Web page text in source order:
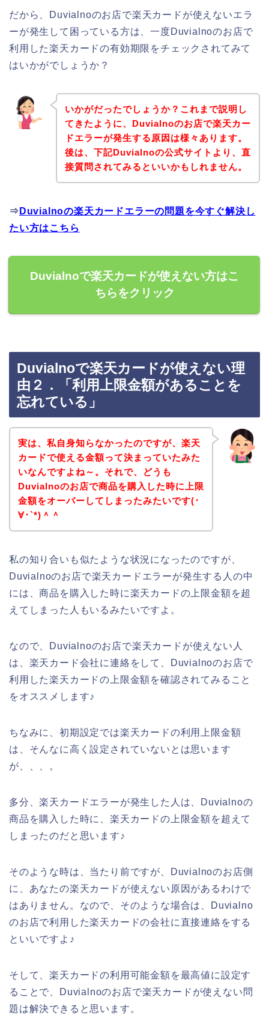
だから、Duvialnoのお店で楽天カードが使えないエラ
ーが発生して困っている方は、一度Duvialnoのお店で
利用した楽天カードの有効期限をチェックされてみて
はいかがでしょうか？
いかがだったでしょうか？これまで説明し
てきたように、Duvialnoのお店で楽天カー
ドエラーが発生する原因は様々あります。
後は、下記Duvialnoの公式サイトより、直
接質問されてみるといいかもしれません。
⇒ Duvialnoの楽天カードエラーの問題を今すぐ解決し
たい方はこちら
Duvialnoで楽天カードが使えない方はこ
ちらをクリック
Duvialnoで楽天カードが使えない理
由２．「利用上限金額があることを
忘れている」
実は、私自身知らなかったのですが、楽天
カードで使える金額って決まっていたみた
いなんですよね～。それで、どうも
Duvialnoのお店で商品を購入した時に上限
金額をオーバーしてしまったみたいです(･
∀･`*)＾＾
私の知り合いも似たような状況になったのですが、
Duvialnoのお店で楽天カードエラーが発生する人の中
には、商品を購入した時に楽天カードの上限金額を超
えてしまった人もいるみたいですよ。
なので、Duvialnoのお店で楽天カードが使えない人
は、楽天カード会社に連絡をして、Duvialnoのお店で
利用した楽天カードの上限金額を確認されてみること
をオススメします♪
ちなみに、初期設定では楽天カードの利用上限金額
は、そんなに高く設定されていないとは思います
が、、、。
多分、楽天カードエラーが発生した人は、Duvialnoの
商品を購入した時に、楽天カードの上限金額を超えて
しまったのだと思います♪
そのような時は、当たり前ですが、Duvialnoのお店側
に、あなたの楽天カードが使えない原因があるわけで
はありません。なので、そのような場合は、Duvialno
のお店で利用した楽天カードの会社に直接連絡をする
といいですよ♪
そして、楽天カードの利用可能金額を最高値に設定す
ることで、Duvialnoのお店で楽天カードが使えない問
題は解決できると思います。